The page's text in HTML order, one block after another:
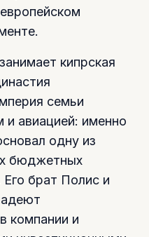
кипрская
семьи
и авиацией: именно
одну из
бюджетных
Его брат Полис и
компании и